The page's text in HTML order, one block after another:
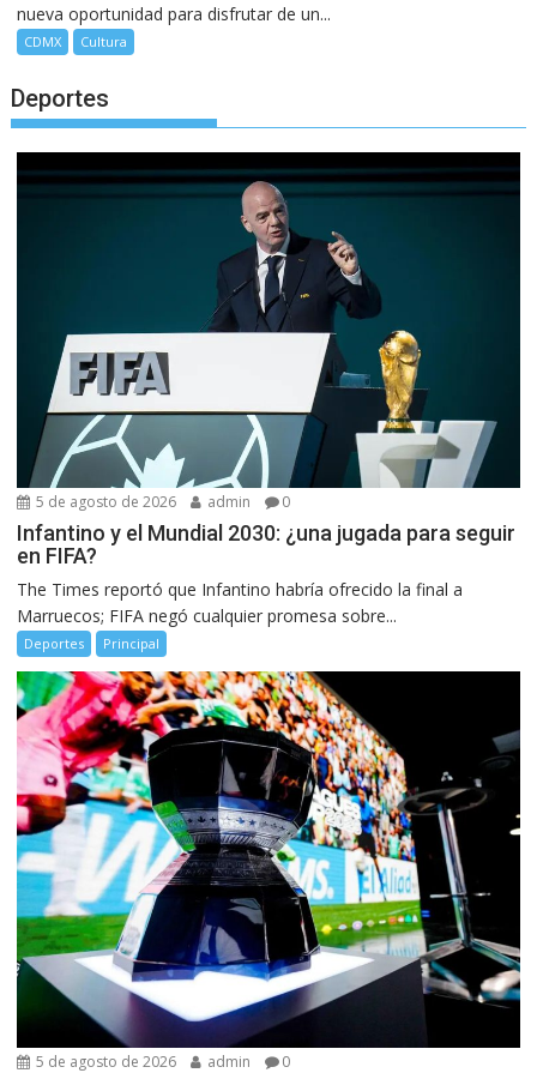
nueva oportunidad para disfrutar de un...
CDMX Cultura
Deportes
5 de agosto de 2026 admin 0
Infantino y el Mundial 2030: ¿una jugada para seguir
en FIFA?
The Times reportó que Infantino habría ofrecido la final a
Marruecos; FIFA negó cualquier promesa sobre...
Deportes Principal
5 de agosto de 2026 admin 0